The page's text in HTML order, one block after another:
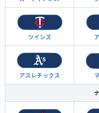
ツインズ
アスレチックス